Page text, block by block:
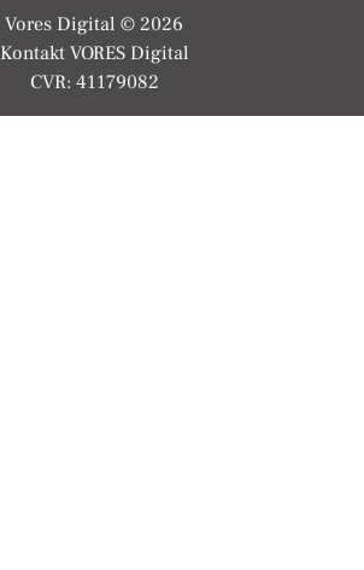
Vores Digital © 2026
Kontakt VORES Digital
CVR: 41179082